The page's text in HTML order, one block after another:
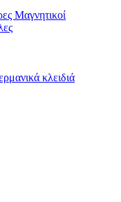
Μαγνητικοί
κλειδιά